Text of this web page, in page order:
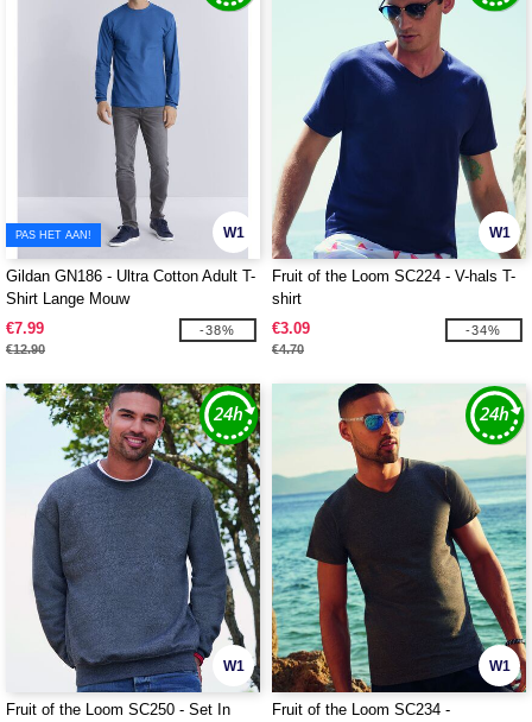
W1
PAS HET AAN!
Gildan GN186 - Ultra Cotton Adult T-
Shirt Lange Mouw
€7.99
€12.90
-38%
W1
Fruit of the Loom SC224 - V-hals T-
shirt
€3.09
€4.70
-34%
W1
Fruit of the Loom SC250 - Set In
W1
Fruit of the Loom SC234 -